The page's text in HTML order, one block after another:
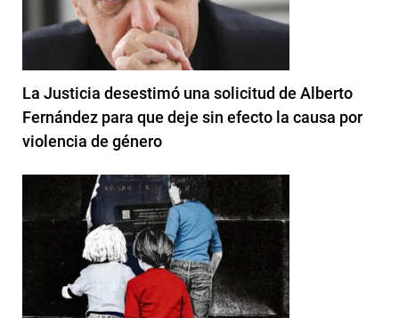
La Justicia desestimó una solicitud de Alberto
Fernández para que deje sin efecto la causa por
violencia de género